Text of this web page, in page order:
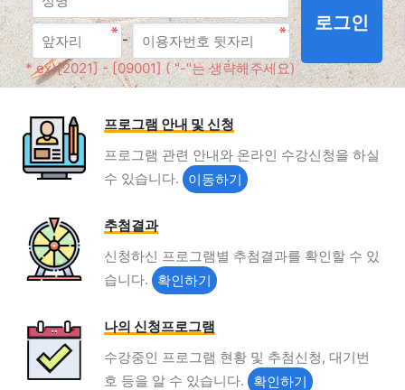
-
* ex)[2021] - [09001] ( "-"는 생략해주세요)
로그인
프로그램 안내 및 신청
프로그램 관련 안내와 온라인 수강신청을 하실
수 있습니다.
추첨결과
신청하신 프로그램별 추첨결과를 확인할 수 있
습니다.
나의 신청프로그램
수강중인 프로그램 현황 및 추첨신청, 대기번
호 등을 알 수 있습니다.